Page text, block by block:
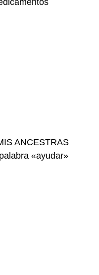
ANCESTRAS
«ayudar»